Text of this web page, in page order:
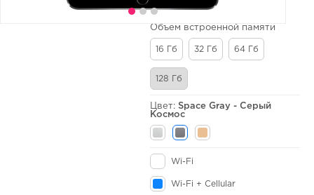
Объем встроенной памяти
16 Гб 32 Гб 64 Гб
128 Гб
Цвет: Space Gray - Серый
Космос
Wi-Fi
Wi-Fi + Cellular